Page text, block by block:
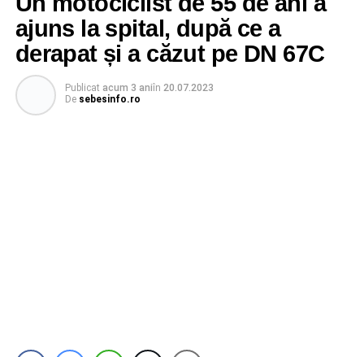
ajuns la spital, după ce a
derapat și a căzut pe DN 67C
Publicat acum 3 aniîn 20.07.2023
De sebesinfo.ro